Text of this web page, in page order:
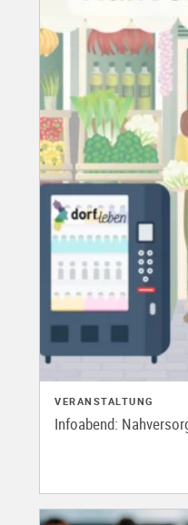
VERANSTALTUNG
Infoabend: